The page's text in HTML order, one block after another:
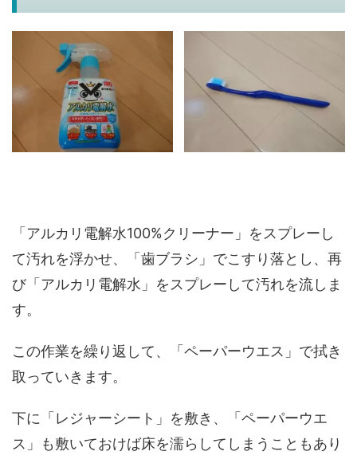
「アルカリ電解水100%クリーナー」をスプレーし
て汚れを浮かせ、「歯ブラシ」でこすり落とし、再
び「アルカリ電解水」をスプレーして汚れを流しま
す。
この作業を繰り返して、「ペーパーウエス」で拭き
取っていきます。
下に「レジャーシート」を敷き、「ペーパーウエ
ス」も敷いておけば床を濡らしてしまうこともあり